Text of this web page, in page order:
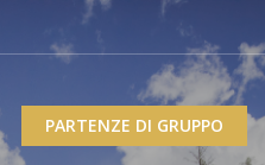
PARTENZE DI GRUPPO